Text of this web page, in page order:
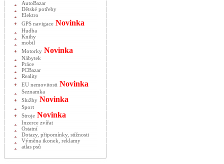
AutoBazar
Dětské potřeby
Elektro
GPS navigace Novinka
Hudba
Knihy
mobil
Motorky Novinka
Nábytek
Práce
PCBazar
Reality
EU nemovitosti Novinka
Seznamka
Služby Novinka
Sport
Stroje Novinka
Inzerce zvířat
Ostatní
Dotazy, připomínky, stížnosti
Výměna ikonek, reklamy
atlas psů